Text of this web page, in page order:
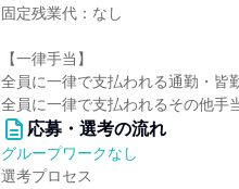
固定残業代：なし
【一律手当】
全員に一律で支払われる通勤・皆
全員に一律で支払われるその他手
応募・選考の流れ
グループワークなし
選考プロセス